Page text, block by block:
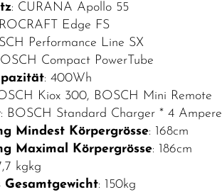
: CURANA Apollo 55
Edge FS
Performance Line SX
Compact PowerTube
: 400Wh
Kiox 300, BOSCH Mini Remote
: BOSCH Standard Charger * 4 Ampere
Mindest Körpergrösse: 168cm
Maximal Körpergrösse: 186cm
kgkg
Gesamtgewicht: 150kg